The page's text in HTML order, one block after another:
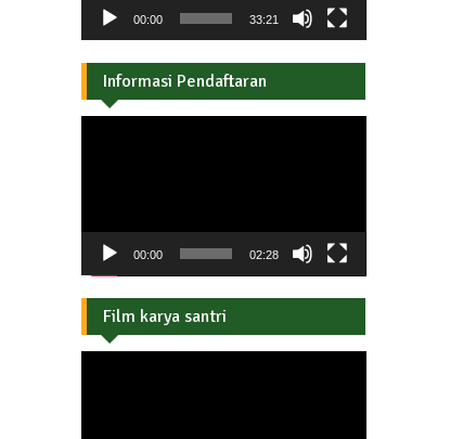
00:00 33:21
Informasi Pendaftaran
00:00 02:28
Film karya santri